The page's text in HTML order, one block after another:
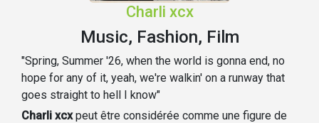
Charli xcx
Music, Fashion, Film
"Spring, Summer '26, when the world is gonna end, no
hope for any of it, yeah, we're walkin' on a runway that
goes straight to hell I know"
Charli xcxpeut être considérée comme une figure de